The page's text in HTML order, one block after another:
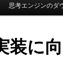
思考エンジンのダ
装に